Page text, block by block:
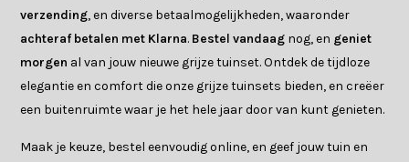
verzending, en diverse betaalmogelijkheden, waaronder
achteraf betalen met Klarna. Bestel vandaag nog, en geniet
morgen al van jouw nieuwe grijze tuinset. Ontdek de tijdloze
elegantie en comfort die onze grijze tuinsets bieden, en creëer
een buitenruimte waar je het hele jaar door van kunt genieten.
Maak je keuze, bestel eenvoudig online, en geef jouw tuin en